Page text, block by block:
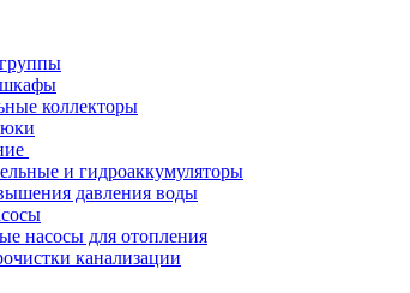
шкафы
коллекторы
и гидроаккумуляторы
давления воды
насосы для отопления
канализации